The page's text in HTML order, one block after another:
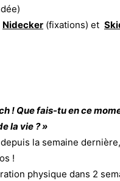
Nidecker (fixations) et
! Que fais-tu en ce
la vie ? »
la semaine
!
physique dans 2